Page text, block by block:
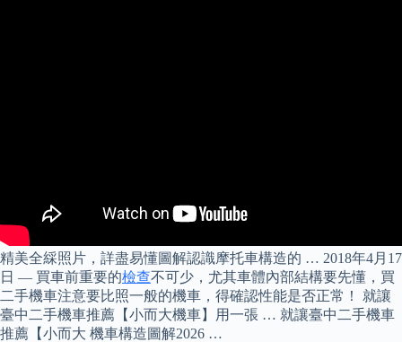
精美全綵照片，詳盡易懂圖解認識摩托車構造的 … 2018年4月17
日 — 買車前重要的檢查不可少，尤其車體內部結構要先懂，買
二手機車注意要比照一般的機車，得確認性能是否正常！ 就讓
臺中二手機車推薦【小而大機車】用一張 … 就讓臺中二手機車
推薦【小而大 機車構造圖解2026 …